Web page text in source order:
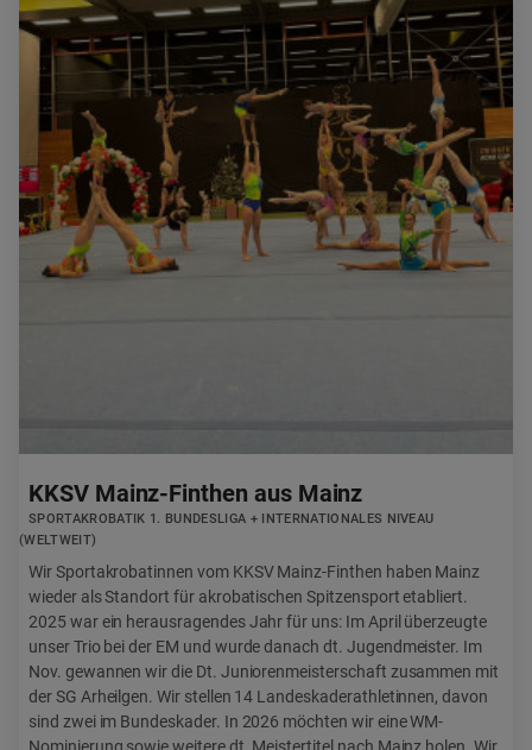
KKSV Mainz-Finthen aus Mainz
SPORTAKROBATIK 1. BUNDESLIGA + INTERNATIONALES NIVEAU
(WELTWEIT)
Wir Sportakrobatinnen vom KKSV Mainz-Finthen haben Mainz
wieder als Standort für akrobatischen Spitzensport etabliert.
2025 war ein herausragendes Jahr für uns: Im April überzeugte
unser Trio bei der EM und wurde danach dt. Jugendmeister. Im
Nov. gewannen wir die Dt. Juniorenmeisterschaft zusammen mit
der SG Arheilgen. Wir stellen 14 Landeskaderathletinnen, davon
sind zwei im Bundeskader. In 2026 möchten wir eine WM-